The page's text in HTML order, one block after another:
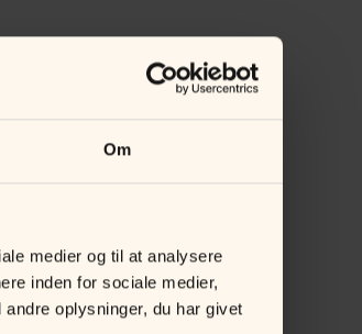
Om
medier og til at analysere
inden for sociale medier,
oplysninger, du har givet